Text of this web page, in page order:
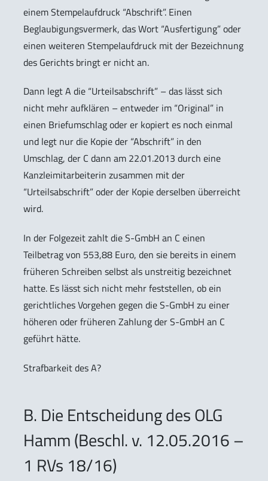
einem Stempelaufdruck “Abschrift”. Einen
Beglaubigungsvermerk, das Wort “Ausfertigung” oder
einen weiteren Stempelaufdruck mit der Bezeichnung
des Gerichts bringt er nicht an.
Dann legt A die “Urteilsabschrift” – das lässt sich
nicht mehr aufklären – entweder im “Original” in
einen Briefumschlag oder er kopiert es noch einmal
und legt nur die Kopie der “Abschrift” in den
Umschlag, der C dann am 22.01.2013 durch eine
Kanzleimitarbeiterin zusammen mit der
“Urteilsabschrift” oder der Kopie derselben überreicht
wird.
In der Folgezeit zahlt die S-GmbH an C einen
Teilbetrag von 553,88 Euro, den sie bereits in einem
früheren Schreiben selbst als unstreitig bezeichnet
hatte. Es lässt sich nicht mehr feststellen, ob ein
gerichtliches Vorgehen gegen die S-GmbH zu einer
höheren oder früheren Zahlung der S-GmbH an C
geführt hätte.
Strafbarkeit des A?
B. Die Entscheidung des OLG
Hamm (Beschl. v. 12.05.2016 –
1 RVs 18/16)